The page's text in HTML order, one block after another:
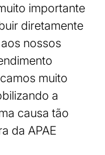
importante
diretamente
nossos
muito
a
causa tão
da APAE